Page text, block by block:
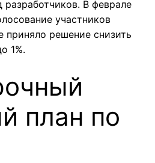
разработчиков. В феврале
участников
приняло решение снизить
1%.
план по